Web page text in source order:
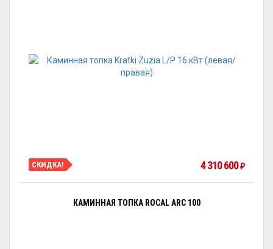
СКИДКА! 4 310 600₽
КАМИННАЯ ТОПКА ROCAL ARC 100